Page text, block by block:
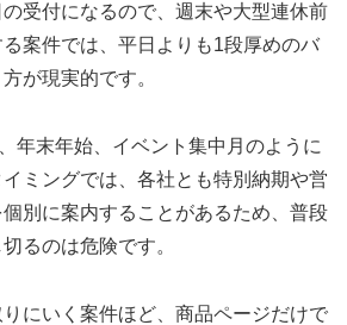
受付になるので、週末や大型連休前
案件では、平日よりも1段厚めのバ
が現実的です。
年末年始、イベント集中月のように
ミングでは、各社とも特別納期や営
別に案内することがあるため、普段
るのは危険です。
にいく案件ほど、商品ページだけで